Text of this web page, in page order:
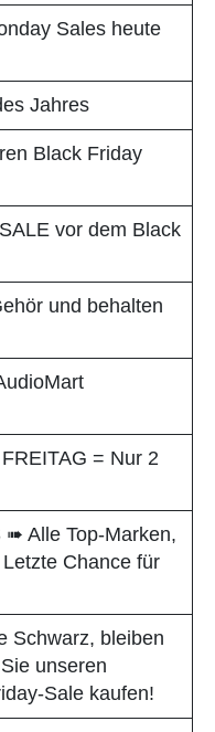
Sales heute
Jahres
Black Friday
vor dem Black
und behalten
= Nur 2
Alle Top-Marken,
Chance für
Schwarz, bleiben
unseren
Sale kaufen!